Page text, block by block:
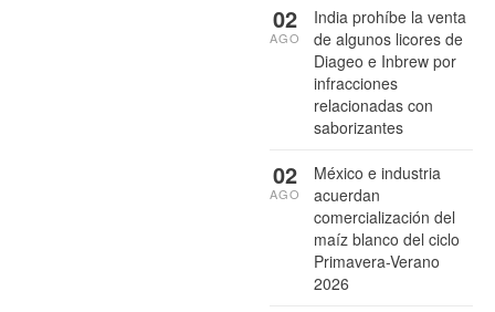
India prohíbe la venta
de algunos licores de
Diageo e Inbrew por
infracciones
relacionadas con
saborizantes
02
AGO
México e industria
acuerdan
comercialización del
maíz blanco del ciclo
Primavera-Verano
2026
02
AGO